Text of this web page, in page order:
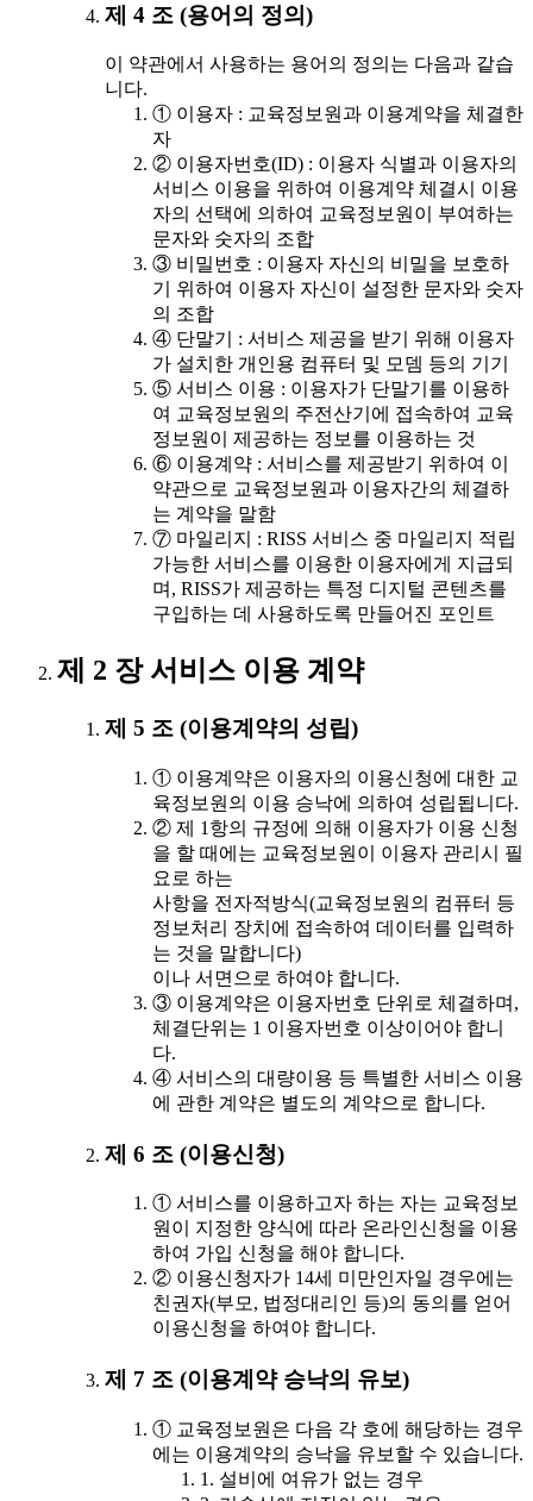
제 4 조 (용어의 정의)
이 약관에서 사용하는 용어의 정의는 다음과 같습
니다.
① 이용자 : 교육정보원과 이용계약을 체결한
자
② 이용자번호(ID) : 이용자 식별과 이용자의
서비스 이용을 위하여 이용계약 체결시 이용
자의 선택에 의하여 교육정보원이 부여하는
문자와 숫자의 조합
③ 비밀번호 : 이용자 자신의 비밀을 보호하
기 위하여 이용자 자신이 설정한 문자와 숫자
의 조합
④ 단말기 : 서비스 제공을 받기 위해 이용자
가 설치한 개인용 컴퓨터 및 모뎀 등의 기기
⑤ 서비스 이용 : 이용자가 단말기를 이용하
여 교육정보원의 주전산기에 접속하여 교육
정보원이 제공하는 정보를 이용하는 것
⑥ 이용계약 : 서비스를 제공받기 위하여 이
약관으로 교육정보원과 이용자간의 체결하
는 계약을 말함
⑦ 마일리지 : RISS 서비스 중 마일리지 적립
가능한 서비스를 이용한 이용자에게 지급되
며, RISS가 제공하는 특정 디지털 콘텐츠를
구입하는 데 사용하도록 만들어진 포인트
제 2 장 서비스 이용 계약
제 5 조 (이용계약의 성립)
① 이용계약은 이용자의 이용신청에 대한 교
육정보원의 이용 승낙에 의하여 성립됩니다.
② 제 1항의 규정에 의해 이용자가 이용 신청
을 할 때에는 교육정보원이 이용자 관리시 필
요로 하는
사항을 전자적방식(교육정보원의 컴퓨터 등
정보처리 장치에 접속하여 데이터를 입력하
는 것을 말합니다)
이나 서면으로 하여야 합니다.
③ 이용계약은 이용자번호 단위로 체결하며,
체결단위는 1 이용자번호 이상이어야 합니
다.
④ 서비스의 대량이용 등 특별한 서비스 이용
에 관한 계약은 별도의 계약으로 합니다.
제 6 조 (이용신청)
① 서비스를 이용하고자 하는 자는 교육정보
원이 지정한 양식에 따라 온라인신청을 이용
하여 가입 신청을 해야 합니다.
② 이용신청자가 14세 미만인자일 경우에는
친권자(부모, 법정대리인 등)의 동의를 얻어
이용신청을 하여야 합니다.
제 7 조 (이용계약 승낙의 유보)
① 교육정보원은 다음 각 호에 해당하는 경우
에는 이용계약의 승낙을 유보할 수 있습니다.
1. 설비에 여유가 없는 경우